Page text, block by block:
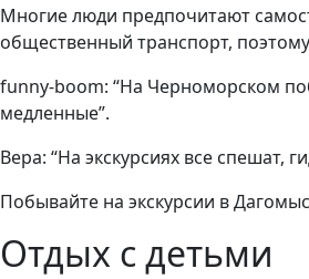
Многие люди предпочитают
общественный транспорт,
funny-boom: “На Черноморском
медленные”.
Вера: “На экскурсиях все спешат,
Побывайте на экскурсии в
Отдых с детьми